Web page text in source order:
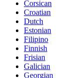
Corsican
Croatian
Dutch
Estonian
Filipino
Finnish
Frisian
Galician
Georgian